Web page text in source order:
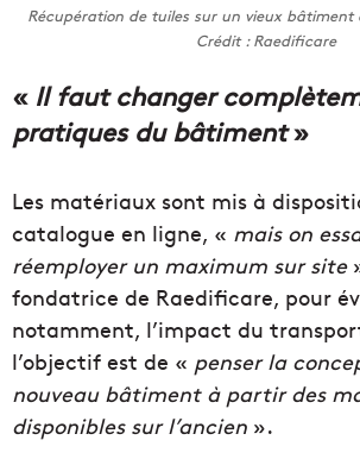
Récupération de tuiles sur un vieux bâtiment
Crédit : Raedificare
« Il faut changer
pratiques du bâtiment»
Les matériaux sont mis à
catalogue en ligne, « mais on
réemployer un maximum sur site
fondatrice de Raedificare, pour
notamment, l’impact du
l’objectif est de « penser la
nouveau bâtiment à partir des
disponibles sur l’ancien ».